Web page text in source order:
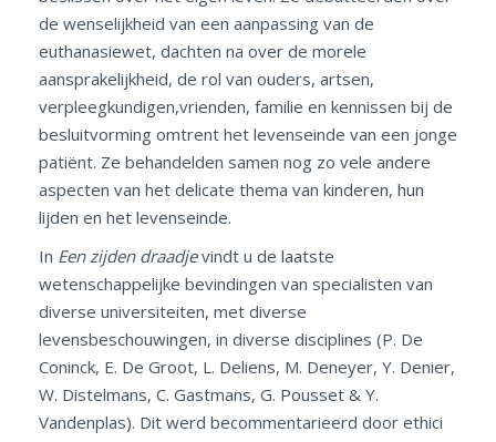
de wenselijkheid van een aanpassing van de
euthanasiewet, dachten na over de morele
aansprakelijkheid, de rol van ouders, artsen,
verpleegkundigen,vrienden, familie en kennissen bij de
besluitvorming omtrent het levenseinde van een jonge
patiënt. Ze behandelden samen nog zo vele andere
aspecten van het delicate thema van kinderen, hun
lijden en het levenseinde.
In Een zijden draadjevindt u de laatste
wetenschappelijke bevindingen van specialisten van
diverse universiteiten, met diverse
levensbeschouwingen, in diverse disciplines (P. De
Coninck, E. De Groot, L. Deliens, M. Deneyer, Y. Denier,
W. Distelmans, C. Gastmans, G. Pousset & Y.
Vandenplas). Dit werd becommentarieerd door ethici